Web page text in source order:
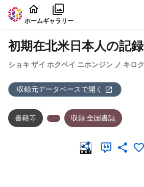
本文に飛ぶ
ホームギャラリー
初期在北米日本人の記録
ショキ ザイ ホクベイ ニホンジン ノ キロク
収録元データベースで開く
書籍等 収録:全国書誌